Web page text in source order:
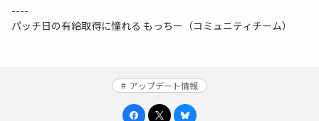
----
パッチ日の有給取得に憧れる もっちー（コミュニティチーム）
アップデート情報